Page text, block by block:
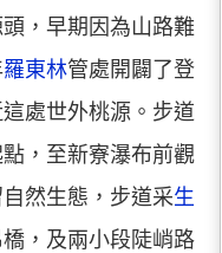
，早期因為山路難
羅東林管處開闢了登
處世外桃源。步道
，至新寮瀑布前觀
然生態，步道采生
，及兩小段陡峭路